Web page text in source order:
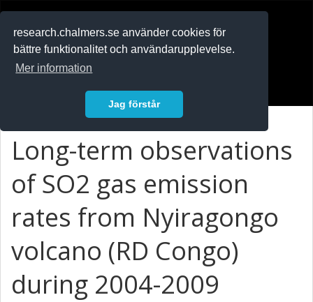
research.chalmers.se använder cookies för
bättre funktionalitet och användarupplevelse.
Mer information
Jag förstår
Long-term observations
of SO2 gas emission
rates from Nyiragongo
volcano (RD Congo)
during 2004-2009